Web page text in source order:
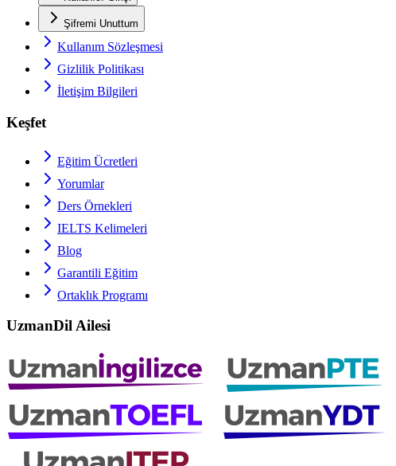
Şifremi Unuttum
Kullanım Sözleşmesi
Gizlilik Politikası
İletişim Bilgileri
Keşfet
Eğitim Ücretleri
Yorumlar
Ders Örnekleri
IELTS Kelimeleri
Blog
Garantili Eğitim
Ortaklık Programı
UzmanDil Ailesi